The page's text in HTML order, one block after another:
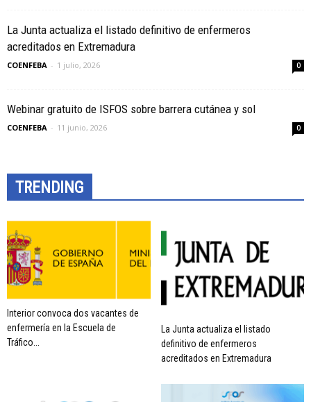
La Junta actualiza el listado definitivo de enfermeros
acreditados en Extremadura
COENFEBA - 1 julio, 2026 0
Webinar gratuito de ISFOS sobre barrera cutánea y sol
COENFEBA - 11 junio, 2026 0
TRENDING
Interior convoca dos vacantes de
enfermería en la Escuela de
Tráfico...
La Junta actualiza el listado
definitivo de enfermeros
acreditados en Extremadura